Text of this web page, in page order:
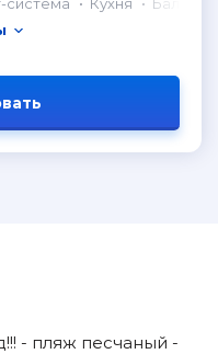
- пляж песчаный -